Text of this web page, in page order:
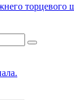
торцевого